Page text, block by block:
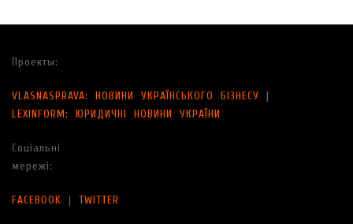
Проекты:
VLASNASPRAVA: НОВИНИ УКРАЇНСЬКОГО БІЗНЕСУ |
LEXINFORM: ЮРИДИЧНІ НОВИНИ УКРАЇНИ
Соціальні
мережі:
FACEBOOK | TWITTER